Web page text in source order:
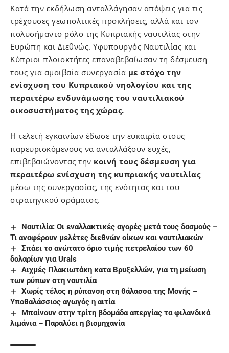
Κατά την εκδήλωση ανταλλάγησαν απόψεις για τις
τρέχουσες γεωπολτικές προκλήσεις, αλλά και τον
πολυσήμαντο ρόλο της Κυπριακής ναυτιλίας στην
Ευρώπη και Διεθνώς. Υφυπουργός Ναυτιλίας και
Κύπριοι πλοιοκτήτες επαναβεβαίωσαν τη δέσμευση
τους για αμοιβαία συνεργασία με στόχο την
ενίσχυση του Κυπριακού νηολογίου και της
περαιτέρω ενδυνάμωσης του ναυτιλιακού
οικοσυστήματος της χώρας.
Η τελετή εγκαινίων έδωσε την ευκαιρία στους
παρευρισκόμενους να ανταλλάξουν ευχές,
επιβεβαιώνοντας την κοινή τους δέσμευση για
περαιτέρω ενίσχυση της κυπριακής ναυτιλίας
μέσω της συνεργασίας, της ενότητας και του
στρατηγικού οράματος.
Ναυτιλία: Οι εναλλακτικές αγορές μετά τους δασμούς –
Τι αναφέρουν μελέτες διεθνών οίκων και ναυτιλιακών
Σπάει το ανώτατο όριο τιμής πετρελαίου των 60
δολαρίων για Urals
Αιχμές Πλακιωτάκη κατα Βρυξελλών, για τη μείωση
των ρύπων στη ναυτιλία
Xωρίς τέλος η ρύπανση στη θάλασσα της Μονής –
Υποθαλάσσιος αγωγός η αιτία
Μπαίνουν στην τρίτη βδομάδα απεργίας τα φιλανδικά
λιμάνια – Παραλύει η βιομηχανία